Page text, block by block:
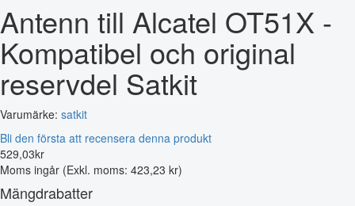
Antenn till Alcatel OT51X -
Kompatibel och original
reservdel Satkit
Varumärke: satkit
Bli den första att recensera denna produkt
529,03kr
Moms ingår (Exkl. moms: 423,23 kr)
Mängdrabatter